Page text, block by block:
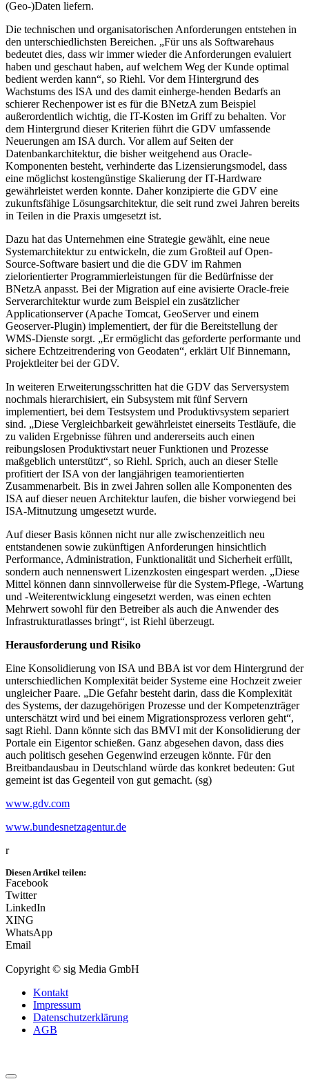
(Geo-)Daten liefern.
Die technischen und organisatorischen Anforderungen entstehen in
den unterschiedlichsten Bereichen. „Für uns als Softwarehaus
bedeutet dies, dass wir immer wieder die Anforderungen evaluiert
haben und geschaut haben, auf welchem Weg der Kunde optimal
bedient werden kann“, so Riehl. Vor dem Hintergrund des
Wachstums des ISA und des damit einherge-henden Bedarfs an
schierer Rechenpower ist es für die BNetzA zum Beispiel
außerordentlich wichtig, die IT-Kosten im Griff zu behalten. Vor
dem Hintergrund dieser Kriterien führt die GDV umfassende
Neuerungen am ISA durch. Vor allem auf Seiten der
Datenbankarchitektur, die bisher weitgehend aus Oracle-
Komponenten besteht, verhinderte das Lizensierungsmodel, dass
eine möglichst kostengünstige Skalierung der IT-Hardware
gewährleistet werden konnte. Daher konzipierte die GDV eine
zukunftsfähige Lösungsarchitektur, die seit rund zwei Jahren bereits
in Teilen in die Praxis umgesetzt ist.
Dazu hat das Unternehmen eine Strategie gewählt, eine neue
Systemarchitektur zu entwickeln, die zum Großteil auf Open-
Source-Software basiert und die die GDV im Rahmen
zielorientierter Programmierleistungen für die Bedürfnisse der
BNetzA anpasst. Bei der Migration auf eine avisierte Oracle-freie
Serverarchitektur wurde zum Beispiel ein zusätzlicher
Applicationserver (Apache Tomcat, GeoServer und einem
Geoserver-Plugin) implementiert, der für die Bereitstellung der
WMS-Dienste sorgt. „Er ermöglicht das geforderte performante und
sichere Echtzeitrendering von Geodaten“, erklärt Ulf Binnemann,
Projektleiter bei der GDV.
In weiteren Erweiterungsschritten hat die GDV das Serversystem
nochmals hierarchisiert, ein Subsystem mit fünf Servern
implementiert, bei dem Testsystem und Produktivsystem separiert
sind. „Diese Vergleichbarkeit gewährleistet einerseits Testläufe, die
zu validen Ergebnisse führen und andererseits auch einen
reibungslosen Produktivstart neuer Funktionen und Prozesse
maßgeblich unterstützt“, so Riehl. Sprich, auch an dieser Stelle
profitiert der ISA von der langjährigen teamorientierten
Zusammenarbeit. Bis in zwei Jahren sollen alle Komponenten des
ISA auf dieser neuen Architektur laufen, die bisher vorwiegend bei
ISA-Mitnutzung umgesetzt wurde.
Auf dieser Basis können nicht nur alle zwischenzeitlich neu
entstandenen sowie zukünftigen Anforderungen hinsichtlich
Performance, Administration, Funktionalität und Sicherheit erfüllt,
sondern auch nennenswert Lizenzkosten eingespart werden. „Diese
Mittel können dann sinnvollerweise für die System-Pflege, -Wartung
und -Weiterentwicklung eingesetzt werden, was einen echten
Mehrwert sowohl für den Betreiber als auch die Anwender des
Infrastrukturatlasses bringt“, ist Riehl überzeugt.
Herausforderung und Risiko
Eine Konsolidierung von ISA und BBA ist vor dem Hintergrund der
unterschiedlichen Komplexität beider Systeme eine Hochzeit zweier
ungleicher Paare. „Die Gefahr besteht darin, dass die Komplexität
des Systems, der dazugehörigen Prozesse und der Kompetenzträger
unterschätzt wird und bei einem Migrationsprozess verloren geht“,
sagt Riehl. Dann könnte sich das BMVI mit der Konsolidierung der
Portale ein Eigentor schießen. Ganz abgesehen davon, dass dies
auch politisch gesehen Gegenwind erzeugen könnte. Für den
Breitbandausbau in Deutschland würde das konkret bedeuten: Gut
gemeint ist das Gegenteil von gut gemacht. (sg)
www.gdv.com
www.bundesnetzagentur.de
r
Diesen Artikel teilen:
Facebook
Twitter
LinkedIn
XING
WhatsApp
Email
Copyright © sig Media GmbH
Kontakt
Impressum
Datenschutzerklärung
AGB